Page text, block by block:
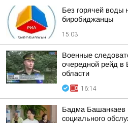
Без горячей воды
биробиджанцы
15:03
Военные
очередной рейд в
области
16:14
Бадма Башанкаев
социального